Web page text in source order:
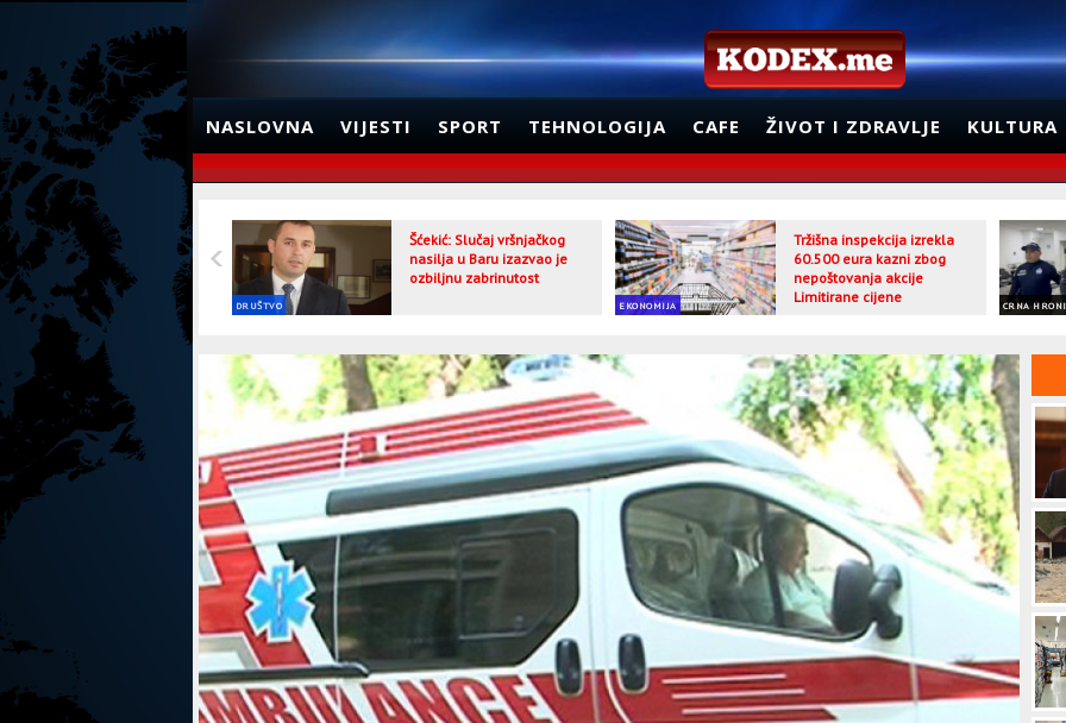
NASLOVNA VIJESTI SPORT TEHNOLOGIJA CAFE ŽIVOT I ZDRAVLJE KULTURA
DRUŠTVO
Šćekić: Slučaj vršnjačkog
nasilja u Baru izazvao je
ozbiljnu zabrinutost
EKONOMIJA
Tržišna inspekcija izrekla
60.500 eura kazni zbog
nepoštovanja akcije
Limitirane cijene
CRNA